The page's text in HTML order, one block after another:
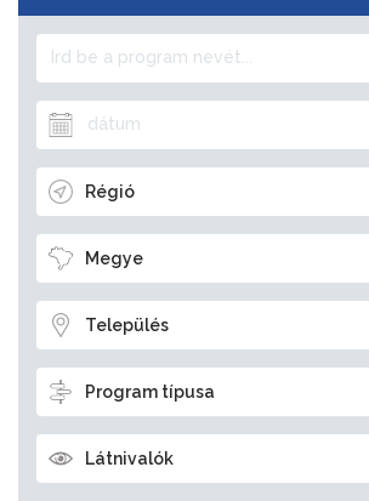
Régió
Megye
Település
Program típusa
Látnivalók